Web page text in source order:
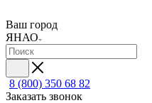
Ваш город
ЯНАО
8 (800) 350 68 82
Заказать звонок